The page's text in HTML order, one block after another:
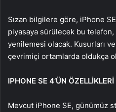
Sızan bilgilere göre, iPhone
piyasaya sürülecek bu
yenilemesi olacak. Kusurları
çevrimiçi ortamlarda oldukça
IPHONE SE 4’ÜN ÖZELLİKLERİ
Mevcut iPhone SE, günümüz